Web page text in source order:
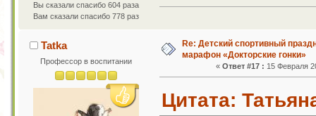
Вы сказали спасибо 604 раза
Вам сказали спасибо 778 раз
Tatka
Профессор в воспитании
Re: Детский спортивный
марафон «Докторские гонки»
« Ответ #17 : 15 Февраля
Цитата: